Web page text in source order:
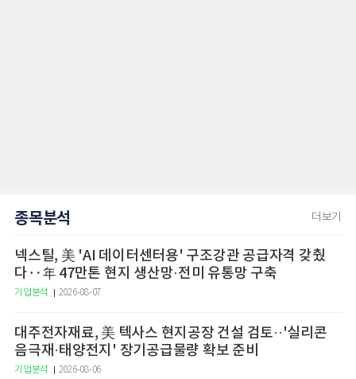
종목분석 더보기
넥스틸, 美 'AI 데이터센터용' 구조강관 공급자격 갖췄
다‥年 47만톤 현지 생산망·전미 유통망 구축
기업분석 2026-08-07
대주전자재료, 美 텍사스 현지공장 건설 검토··'실리콘
음극재·태양전지' 장기공급물량 확보 준비
기업분석 2026-08-06